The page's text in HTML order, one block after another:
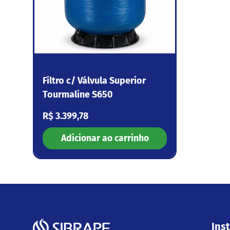
Filtro c/ Válvula Superior
Tourmaline S650
Preço normal
R$ 3.399,78
Adicionar ao carrinho